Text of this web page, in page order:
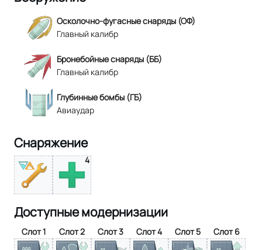
Осколочно-фугасные снаряды (ОФ)
Главный калибр
Бронебойные снаряды (ББ)
Главный калибр
Глубинные бомбы (ГБ)
Авиаудар
Снаряжение
4
Доступные модернизации
Слот 1 Слот 2 Слот 3 Слот 4 Слот 5 Слот 6